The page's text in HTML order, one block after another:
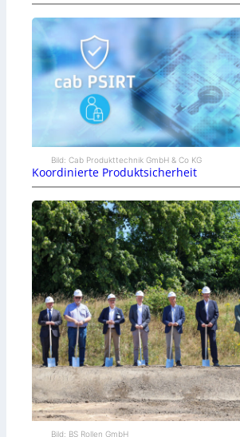
Bild: Cab Produkttechnik GmbH & Co KG
Koordinierte Produktsicherheit
Bild: BS Rollen GmbH